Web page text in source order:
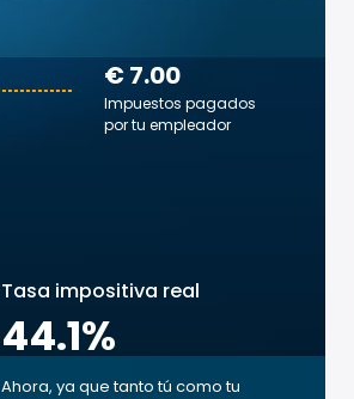
€ 7.00
Impuestos pagados
por tu empleador
Tasa impositiva real
44.1%
Ahora, ya que tanto tú como tu